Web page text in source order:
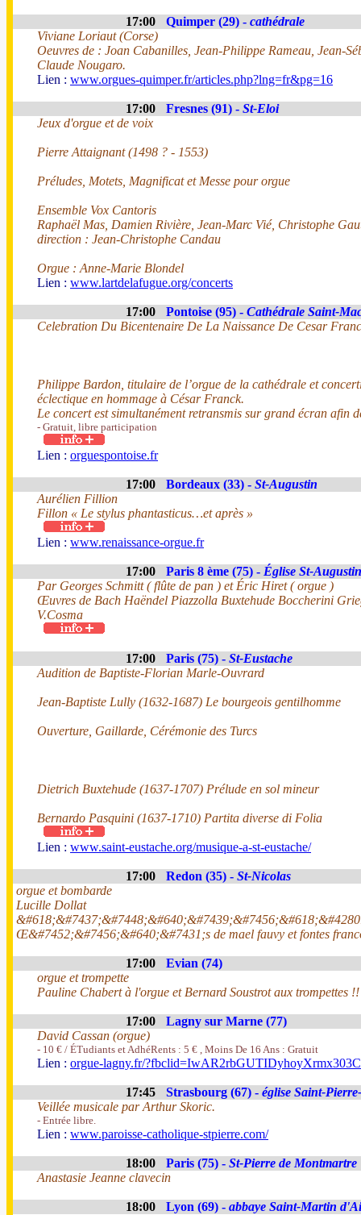
17:00 Quimper (29) - cathédrale
Viviane Loriaut (Corse)
Oeuvres de : Joan Cabanilles, Jean-Philippe Rameau, Jean-
Claude Nougaro.
Lien : www.orgues-quimper.fr/articles.php?lng=fr&pg=16
17:00 Fresnes (91) - St-Eloi
Jeux d'orgue et de voix
Pierre Attaignant (1498 ? - 1553)
Préludes, Motets, Magnificat et Messe pour orgue
Ensemble Vox Cantoris
Raphaël Mas, Damien Rivière, Jean-Marc Vié, Christophe
direction : Jean-Christophe Candau
Orgue : Anne-Marie Blondel
Lien : www.lartdelafugue.org/concerts
17:00 Pontoise (95) - Cathédrale Saint-
Celebration Du Bicentenaire De La Naissance De Cesar
Philippe Bardon, titulaire de l’orgue de la cathédrale et
éclectique en hommage à César Franck.
Le concert est simultanément retransmis sur grand écran afin
- Gratuit, libre participation
Lien : orguespontoise.fr
17:00 Bordeaux (33) - St-Augustin
Aurélien Fillion
Fillon « Le stylus phantasticus…et après »
Lien : www.renaissance-orgue.fr
17:00 Paris 8 ème (75) - Église St-Augustin
Par Georges Schmitt ( flûte de pan ) et Éric Hiret ( orgue )
Œuvres de Bach Haëndel Piazzolla Buxtehude Boccherini
V.Cosma
17:00 Paris (75) - St-Eustache
Audition de Baptiste-Florian Marle-Ouvrard
Jean-Baptiste Lully (1632-1687) Le bourgeois gentilhomme
Ouverture, Gaillarde, Cérémonie des Turcs
Dietrich Buxtehude (1637-1707) Prélude en sol mineur
Bernardo Pasquini (1637-1710) Partita diverse di Folia
Lien : www.saint-eustache.org/musique-a-st-eustache/
17:00 Redon (35) - St-Nicolas
orgue et bombarde
Lucille Dollat
Œ&#7452;&#7456;&#640;&#7431;s de mael fauvy et fontes
17:00
Evian (74)
orgue et trompette
Pauline Chabert à l'orgue et Bernard Soustrot aux trompettes !!
17:00
Lagny sur Marne (77)
David Cassan (orgue)
- 10 € / ÉTudiants et AdhéRents : 5 € , Moins De 16 Ans : Gratuit
Lien : orgue-lagny.fr/
17:45 Strasbourg (67) - église Saint-
Veillée musicale par Arthur Skoric.
- Entrée libre.
Lien : www.paroisse-catholique-stpierre.com/
18:00 Paris (75) - St-Pierre de Montmartre
Anastasie Jeanne clavecin
18:00 Lyon (69) - abbaye Saint-Martin